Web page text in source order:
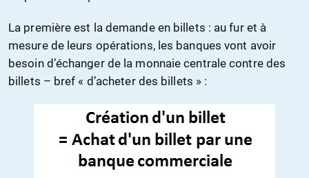
La première est la demande en billets : au fur et à
mesure de leurs opérations, les banques vont avoir
besoin d’échanger de la monnaie centrale contre des
billets – bref « d’acheter des billets » :